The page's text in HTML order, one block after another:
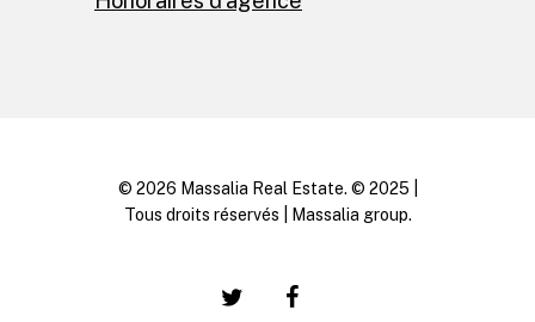
© 2026 Massalia Real Estate. © 2025 |
Tous droits réservés | Massalia group.
twitter facebook